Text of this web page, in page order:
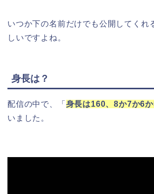
いつか下の名前だけでも公開してくれ
しいですよね。
身長は？
配信の中で、「 身長は160、8か7か6
いました。